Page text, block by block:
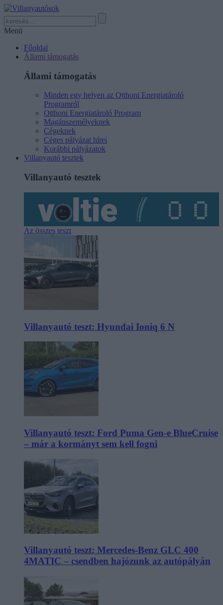
Menü
Főoldal
Állami támogatás
Állami támogatás
Minden egy helyen az Otthoni Energiatároló
Programról
Otthoni Energiatároló Program
Magánszemélyeknek
Cégeknek
Céges pályázat hírei
Korábbi pályázatok
Villanyautó tesztek
Villanyautó tesztek
Az összes teszt
Villanyautó teszt: Hyundai Ioniq 6 N
Villanyautó teszt: Ford Puma Gen-e BlueCruise
– már a kormányt sem kell fogni
Villanyautó teszt: Mercedes-Benz GLC 400
4MATIC – csendben hajózunk az autópályán